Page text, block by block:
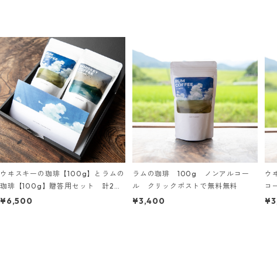
ウヰスキーの珈琲【100g】とラムの
珈琲【100g】贈答用セット 計20
0g
¥6,500
ラムの珈琲 100g ノンアルコー
ル クリックポストで無料無料
¥3,400
ウ
コ
料